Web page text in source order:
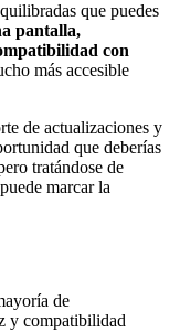
que puedes
pantalla,
con
más accesible
de actualizaciones y
que deberías
tratándose de
marcar la
de
y compatibilidad